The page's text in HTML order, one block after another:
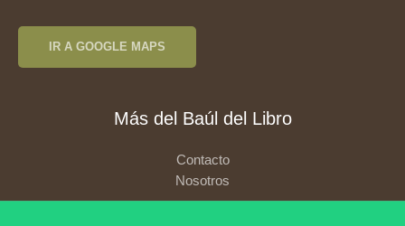
IR A GOOGLE MAPS
Más del Baúl del Libro
Contacto
Nosotros